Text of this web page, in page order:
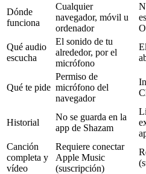
Dónde
funciona
Cualquier
navegador, móvil u
ordenador
Qué audio
escucha
El sonido de tu
alrededor, por el
micrófono
Qué te pide
Permiso de
micrófono del
navegador
Historial
No se guarda en la
app de Shazam
Canción
completa y
vídeo
Requiere conectar
Apple Music
(suscripción)